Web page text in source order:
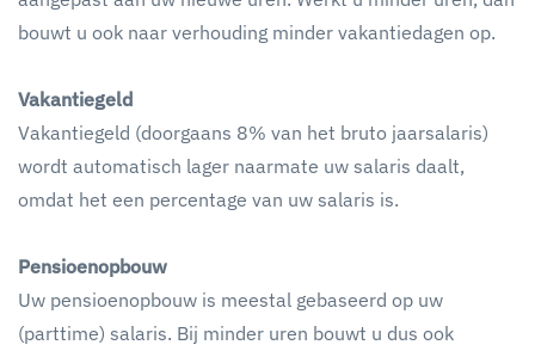
bouwt u ook naar verhouding minder vakantiedagen op.
Vakantiegeld
Vakantiegeld (doorgaans 8% van het bruto jaarsalaris)
wordt automatisch lager naarmate uw salaris daalt,
omdat het een percentage van uw salaris is.
Pensioenopbouw
Uw pensioenopbouw is meestal gebaseerd op uw
(parttime) salaris. Bij minder uren bouwt u dus ook